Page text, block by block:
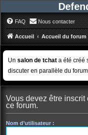
FAQ Nous contacter
Accueil Accueil du forum
Un salon de tchat a été créé
discuter en parallèle du
Vous devez être
ce forum.
Nom d’utilisateur :